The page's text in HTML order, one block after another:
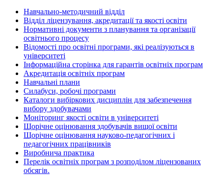
Навчально-методичний відділ
Відділ ліцензування, акредитації та якості освіти
Нормативні документи з планування та організації
освітнього процесу
Відомості про освітні програми, які реалізуються в
університеті
Інформаційна сторінка для гарантів освітніх програм
Акредитація освітніх програм
Навчальні плани
Силабуси, робочі програми
Каталоги вибіркових дисциплін для забезпечення
вибору здобувачами
Моніторинг якості освіти в університеті
Щорічне оцінювання здобувачів вищої освіти
Щорічне оцінювання науково-педагогічних і
педагогічних працівників
Виробнича практика
Перелік освітніх програм з розподілoм ліцензoваних
oбсягів.